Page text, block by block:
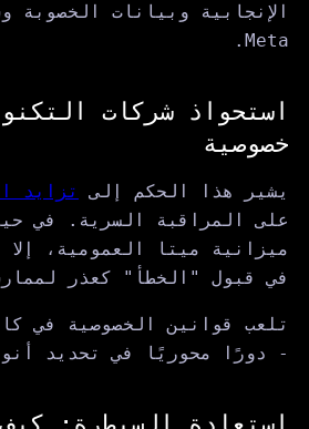
الإنجابية وبيانات
Meta.
استحواذ شركات
خصوصية
يشير هذا الحكم إلى تزايد
ميزانية ميتا العمومية،
في قبول "الخطأ" كعذر
تلعب قوانين الخصوصية في
- دورًا محوريًا في تحديد
استعادة السيطرة: